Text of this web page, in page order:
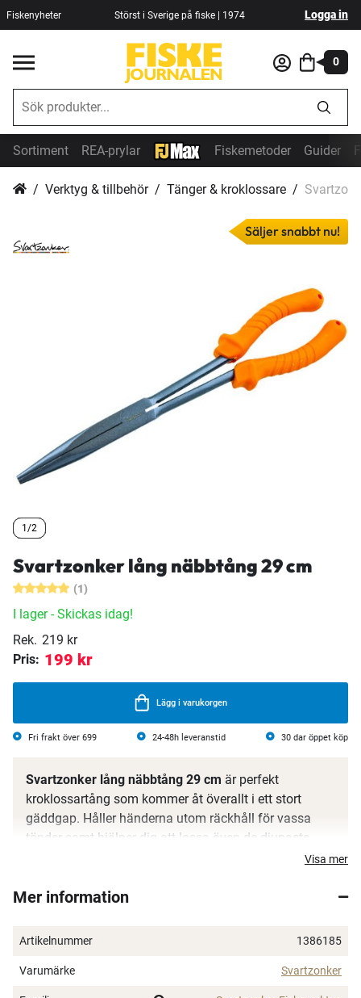
Fiskenyheter Störst i Sverige på fiske | 1974 Logga in
0
Sortiment REA-prylar Fiskemetoder Guider
Verktyg & tillbehör Tänger & kroklossare
Säljer snabbt nu!
1/2
1/2
1/2
Svartzonker lång näbbtång 29 cm
(1)
I lager- Skickas idag!
Rek. 219 kr
Pris: 199 kr
Lägg i varukorgen
Fri frakt över 699 24-48h leveranstid 30 dar öppet köp
Svartzonker lång näbbtång 29 cm är perfekt
kroklossartång som kommer åt överallt i ett stort
gäddgap. Håller händerna utom räckhåll för vassa
tänder samt hjälper dig att lossa även de djupaste
krokningarna. Greppvänligt och smalt handtag gör att
gälgrepp. Tillverkad i teflon-coatad stål med
miljöer. Glöm inte att serva din tång med lite olja.
Visa mer
Mer information
Artikelnummer 1386185
Varumärke Svartzonker